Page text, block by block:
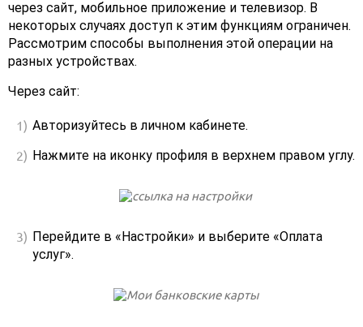
через сайт, мобильное приложение и телевизор. В
некоторых случаях доступ к этим функциям ограничен.
Рассмотрим способы выполнения этой операции на
разных устройствах.
Через сайт:
Авторизуйтесь в личном кабинете.
Нажмите на иконку профиля в верхнем правом углу.
Перейдите в «Настройки» и выберите «Оплата
услуг».